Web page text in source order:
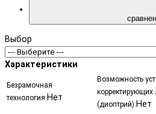
Выбор
Характеристики
Безрамочная
технология: Нет
Возможность
корректирующих
(диоптрий): Нет